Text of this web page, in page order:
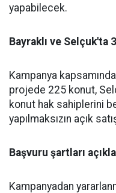
yapabilecek.
Bayraklı ve Selçuk'ta
Kampanya
projede 225 konut,
konut hak sahiplerini
yapılmaksızın açık
Başvuru şartları
Kampanyadan